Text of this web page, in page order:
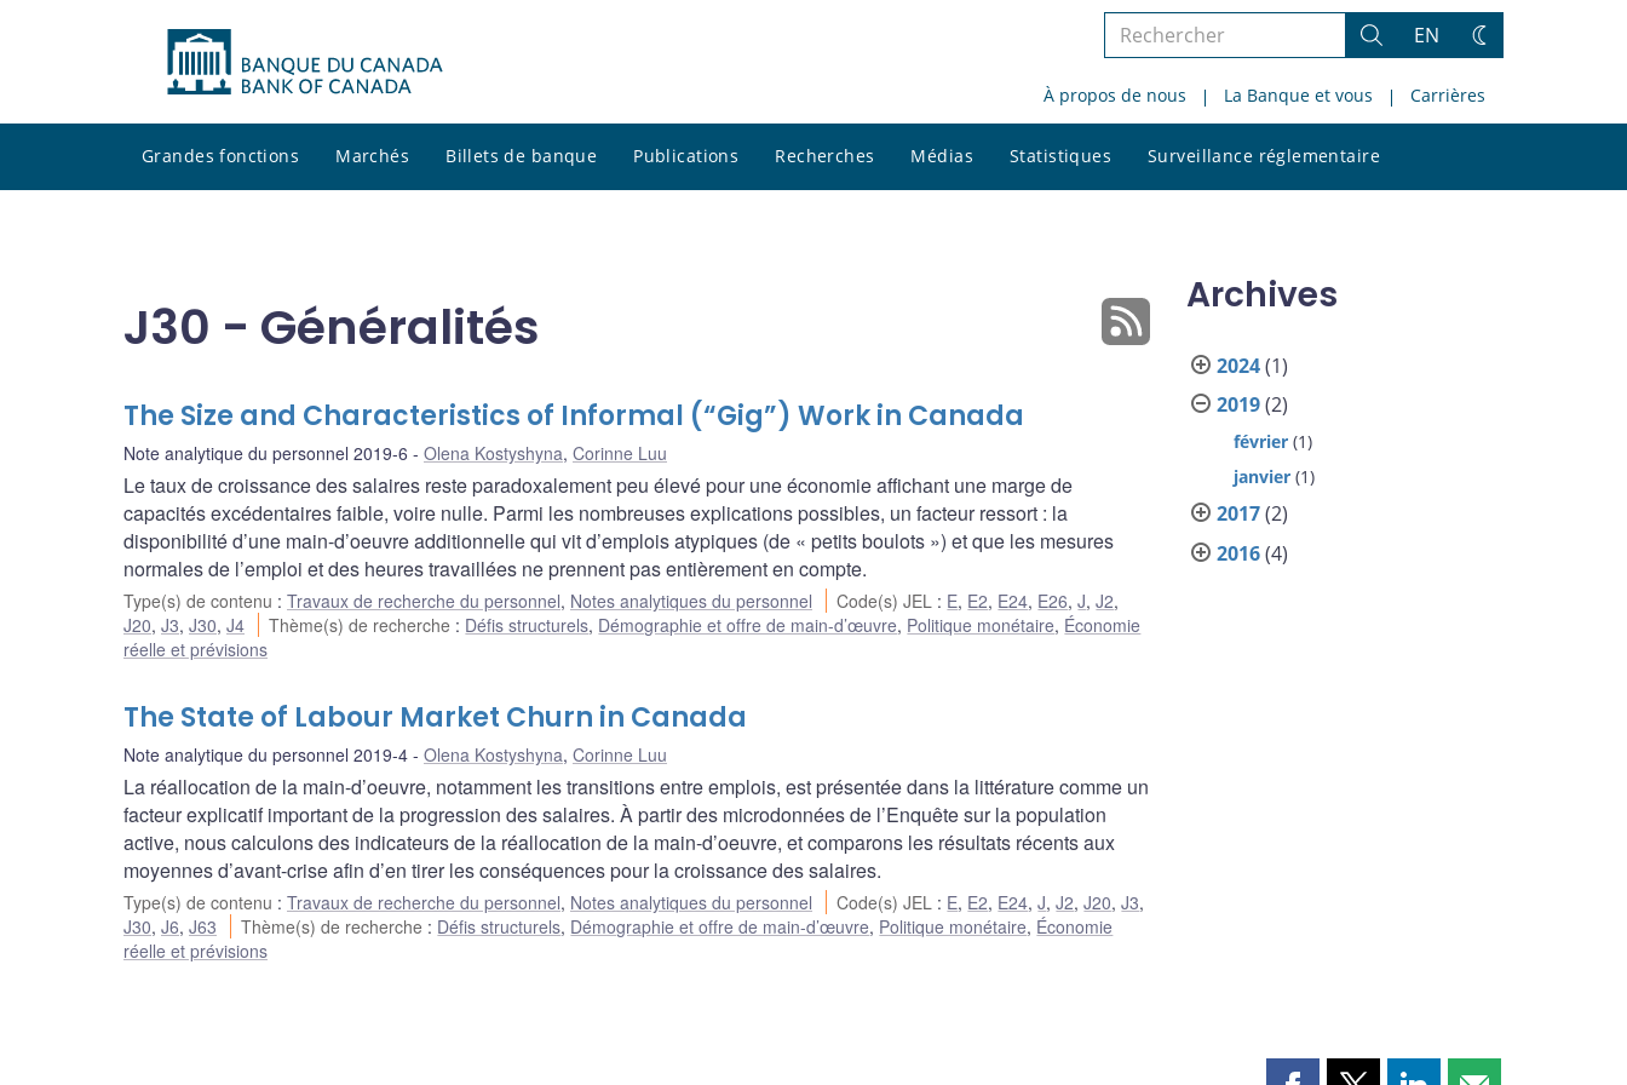
Rechercher
le
site
Rechercher
EN
Changez
thème
À propos de nous La Banque et vous Carrières
Grandes fonctions Marchés Billets de banque Publications Recherches Médias Statistiques Surveillance réglementaire
le
J30 - Généralités
The Size and Characteristics of Informal (“Gig”) Work in Canada
Note analytique du personnel 2019-6 Olena Kostyshyna, Corinne Luu
Le taux de croissance des salaires reste paradoxalement peu élevé pour une économie affichant une marge de
capacités excédentaires faible, voire nulle. Parmi les nombreuses explications possibles, un facteur ressort : la
disponibilité d’une main-d’oeuvre additionnelle qui vit d’emplois atypiques (de « petits boulots ») et que les mesures
normales de l’emploi et des heures travaillées ne prennent pas entièrement en compte.
Type(s) de contenu : Travaux de recherche du personnel, Notes analytiques du personnel Code(s) JEL : E, E2, E24, E26,J,J2,
J20, J3, J30, J4 Thème(s) de recherche : Défis structurels, Démographie et offre de main-d’œuvre, Politique monétaire, Économie
réelle et prévisions
The State of Labour Market Churn in Canada
Note analytique du personnel 2019-4 Olena Kostyshyna, Corinne Luu
La réallocation de la main-d’oeuvre, notamment les transitions entre emplois, est présentée dans la littérature comme un
facteur explicatif important de la progression des salaires. À partir des microdonnées de l’Enquête sur la population
active, nous calculons des indicateurs de la réallocation de la main-d’oeuvre, et comparons les résultats récents aux
moyennes d’avant-crise afin d’en tirer les conséquences pour la croissance des salaires.
Type(s) de contenu : Travaux de recherche du personnel, Notes analytiques du personnel Code(s) JEL : E, E2, E24,J,J2,J20,J3,
J30, J6, J63 Thème(s) de recherche : Défis structurels, Démographie et offre de main-d’œuvre, Politique monétaire, Économie
réelle et prévisions
Archives
2024(1)
2019(2)
février (1)
janvier (1)
2017(2)
2016(4)